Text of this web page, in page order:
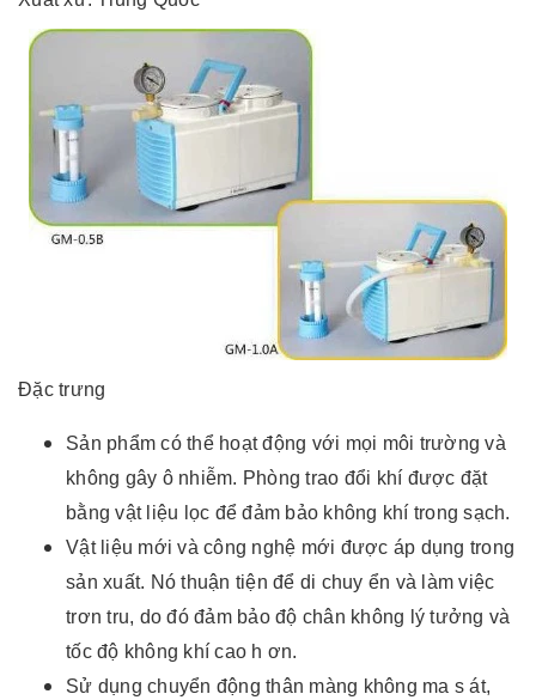
Đặc trưng
Sản phẩm có thể hoạt động với mọi môi trường và
không gây ô nhiễm. Phòng trao đổi khí được đặt
bằng vật liệu lọc để đảm bảo không khí trong sạch.
Vật liệu mới và công nghệ mới được áp dụng trong
sản xuất. Nó thuận tiện để di chuy ển và làm việc
trơn tru, do đó đảm bảo độ chân không lý tưởng và
tốc độ không khí cao h ơn.
Sử dụng chuyển động thân màng không ma s át,